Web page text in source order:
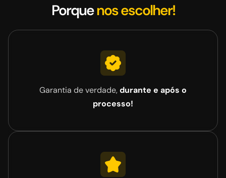
Porquenos escolher!
Garantia de verdade,durante e após o
processo!